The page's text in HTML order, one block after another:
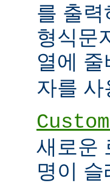
를 출
형식문
열에 줄
자를 사
새로운
명이